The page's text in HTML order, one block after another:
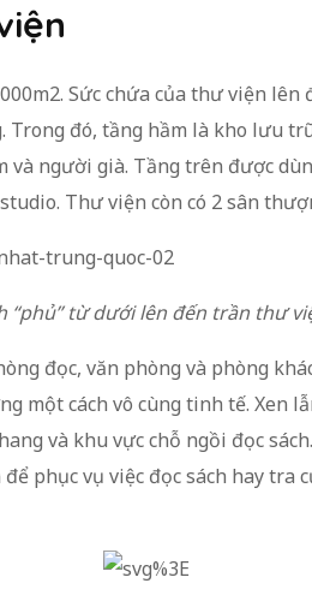
Sức chứa của thư viện lên
Trong đó, tầng hầm là kho lưu
và người già. Tầng trên được
Thư viện còn có 2 sân
“phủ” từ dưới lên đến trần thư
đọc, văn phòng và phòng
một cách vô cùng tinh tế. Xen
và khu vực chỗ ngồi đọc
phục vụ việc đọc sách hay tra